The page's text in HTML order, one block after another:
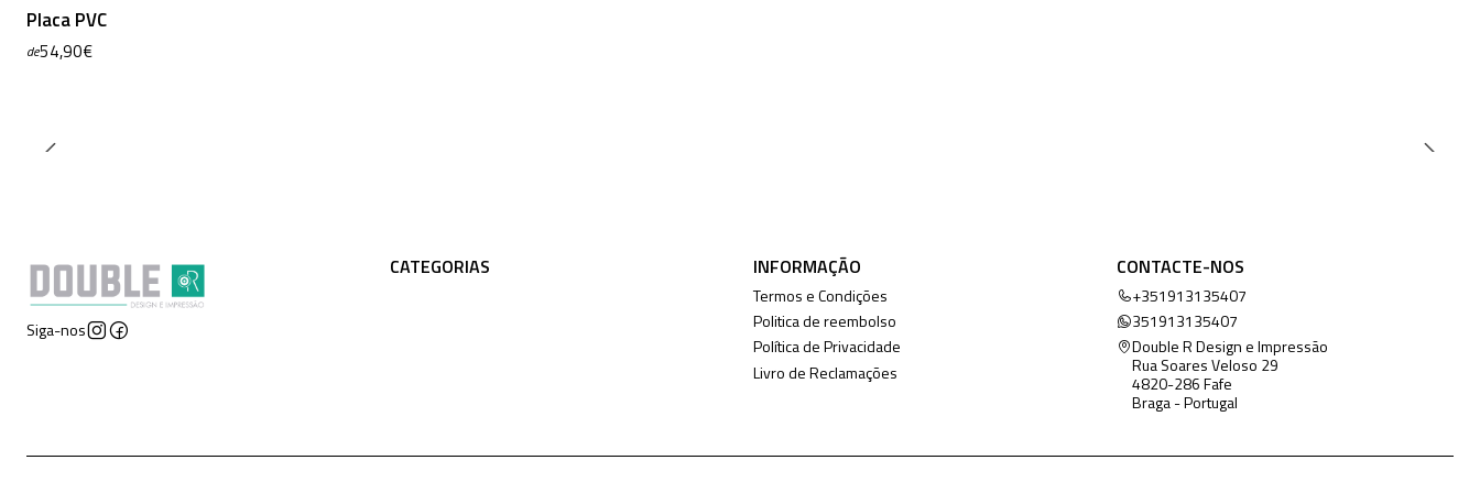
Placa PVC
de54,90€
Siga-nos
CATEGORIAS INFORMAÇÃO
Termos e Condições
Politica de reembolso
Política de Privacidade
Livro de Reclamações
CONTACTE-NOS
+351913135407
351913135407
Double R Design e Impressão
Rua Soares Veloso 29
4820-286 Fafe
Braga - Portugal